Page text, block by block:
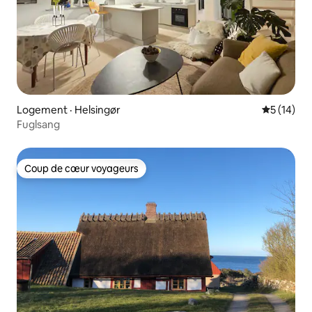
Logement · Helsingør Note
5 (14)
Fuglsang
Coup de cœur voyageurs
Coup de cœur voyageurs